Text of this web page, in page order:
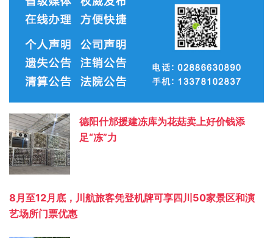
德阳什邡援建冻库为花菇卖上好价钱添
足“冻”力
8月至12月底，川航旅客凭登机牌可享四川50家景区和演
艺场所门票优惠